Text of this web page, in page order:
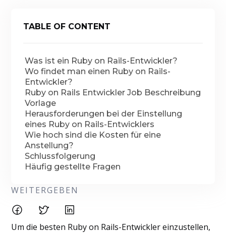
TABLE OF CONTENT
Was ist ein Ruby on Rails-Entwickler?
Wo findet man einen Ruby on Rails-
Entwickler?
Ruby on Rails Entwickler Job Beschreibung
Vorlage
Herausforderungen bei der Einstellung
eines Ruby on Rails-Entwicklers
Wie hoch sind die Kosten für eine
Anstellung?
Schlussfolgerung
Häufig gestellte Fragen
WEITERGEBEN
Um die besten Ruby on Rails-Entwickler einzustellen,